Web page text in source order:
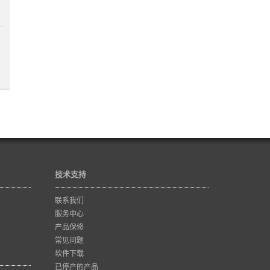
技术支持
联系我们
服务中心
产品保修
常见问题
软件下载
已停产的产品